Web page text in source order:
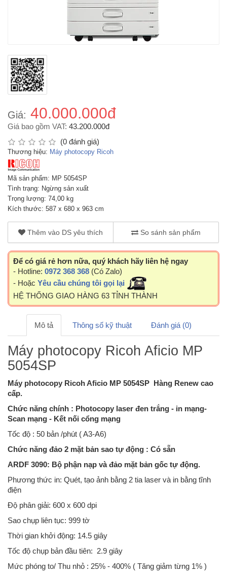
Giá: 40.000.000đ
Giá bao gồm VAT: 43.200.000đ
(0 đánh giá)
Thương hiệu: Máy photocopy Ricoh
Mã sản phẩm: MP 5054SP
Tình trạng: Ngừng sản xuất
Trọng lượng: 74,00 kg
Kích thước: 587 x 680 x 963 cm
Thêm vào DS yêu thích So sánh sản phẩm
Để có giá rẻ hơn nữa, quý khách hãy liên hệ ngay
- Hotline: 0972 368 368 (Có Zalo)
- Hoặc Yêu cầu chúng tôi gọi lại
HỆ THỐNG GIAO HÀNG 63 TỈNH THÀNH
Mô tả Thông số kỹ thuật Đánh giá (0)
Máy photocopy Ricoh Aficio MP
5054SP
Máy photocopy Ricoh Aficio MP 5054SP Hàng Renew cao
cấp.
Chức năng chính : Photocopy laser đen trắng - in mạng-
Scan mạng - Kết nối cổng mạng
Tốc độ : 50 bản /phút ( A3-A6)
Chức năng đảo 2 mặt bản sao tự động : Có sẵn
ARDF 3090: Bộ phận nạp và đảo mặt bản gốc tự động.
Phương thức in: Quét, tạo ảnh bằng 2 tia laser và in bằng tĩnh
điện
Độ phân giải: 600 x 600 dpi
Sao chụp liên tục: 999 tờ
Thời gian khởi động: 14.5 giây
Tốc độ chụp bản đầu tiên: 2.9 giây
Mức phóng to/ Thu nhỏ : 25% - 400% ( Tăng giảm từng 1% )